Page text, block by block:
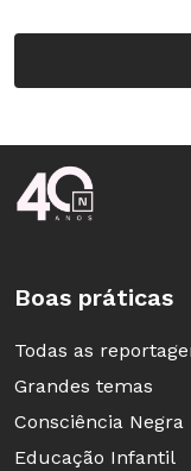
Rodapé da Nova
Boas práticas
Todas as
Grandes temas
Consciência Negra
Educação Infantil